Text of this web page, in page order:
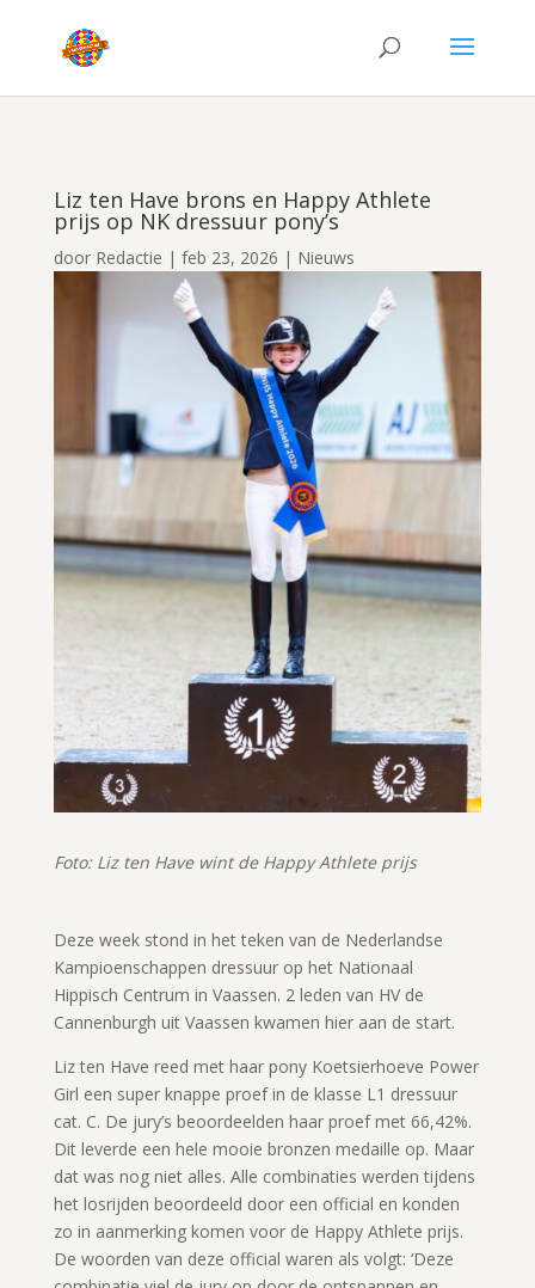
Liz ten Have brons en Happy Athlete
prijs op NK dressuur pony’s
door Redactie | feb 23, 2026 | Nieuws
Foto: Liz ten Have wint de Happy Athlete prijs
Deze week stond in het teken van de Nederlandse
Kampioenschappen dressuur op het Nationaal
Hippisch Centrum in Vaassen. 2 leden van HV de
Cannenburgh uit Vaassen kwamen hier aan de start.
Liz ten Have reed met haar pony Koetsierhoeve Power
Girl een super knappe proef in de klasse L1 dressuur
cat. C. De jury’s beoordeelden haar proef met 66,42%.
Dit leverde een hele mooie bronzen medaille op. Maar
dat was nog niet alles. Alle combinaties werden tijdens
het losrijden beoordeeld door een official en konden
zo in aanmerking komen voor de Happy Athlete prijs.
De woorden van deze official waren als volgt: ‘Deze